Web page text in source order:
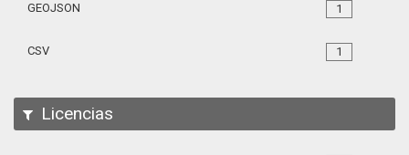
1
GEOJSON
1
CSV
Licencias